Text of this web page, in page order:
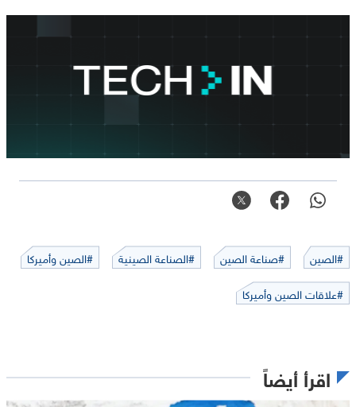
#الصين #صناعة الصين #الصناعة الصينية
#الصين وأميركا
#علاقات الصين وأميركا
اقرأ أيضاً